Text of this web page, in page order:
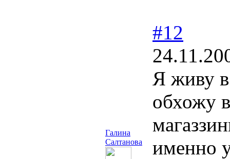
Галина
Салтанова
#12
Я живу в
обхожу
именно